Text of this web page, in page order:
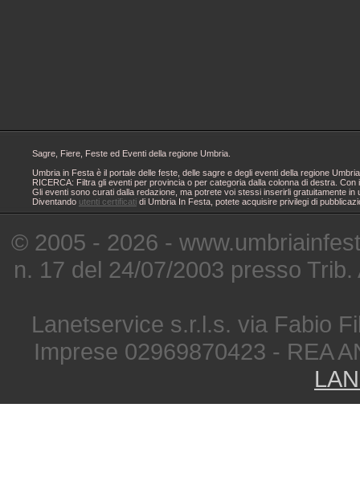
Sagre, Fiere, Feste ed Eventi della regione Umbria.
Umbria in Festa è il portale delle feste, delle sagre e degli eventi della regione
RICERCA: Filtra gli eventi per provincia o per categoria dalla colonna di destra.
Gli eventi sono curati dalla redazione, ma potrete voi stessi inserirli gratuitamente
Diventando utenti certificati di Umbria In Festa, potete acquisire privilegi di
© 2005 - 2026 -
n. 17 del 24/07/2003 presso
Lanetservice s.r.l.s. via Fabio
Imprese 02969870423 - REA